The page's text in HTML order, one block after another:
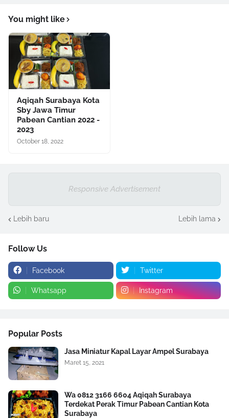
You might like
Aqiqah Surabaya Kota
Sby Jawa Timur
Pabean Cantian 2022 -
2023
October 18, 2022
Responsive Advertisement
Lebih baru Lebih lama
Follow Us
Facebook Twitter
Whatsapp Instagram
Popular Posts
Jasa Miniatur Kapal Layar Ampel Surabaya
Maret 15, 2021
Wa 0812 3166 6604 Aqiqah Surabaya
Terdekat Perak Timur Pabean Cantian Kota
Surabaya